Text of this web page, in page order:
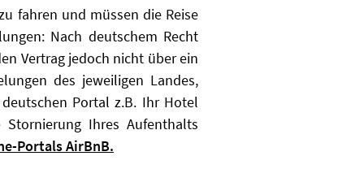
fahren und müssen die Reise
Nach deutschem Recht
Vertrag jedoch nicht über ein
des jeweiligen Landes,
Portal z.B. Ihr Hotel
Ihres Aufenthalts
Portals AirBnB.